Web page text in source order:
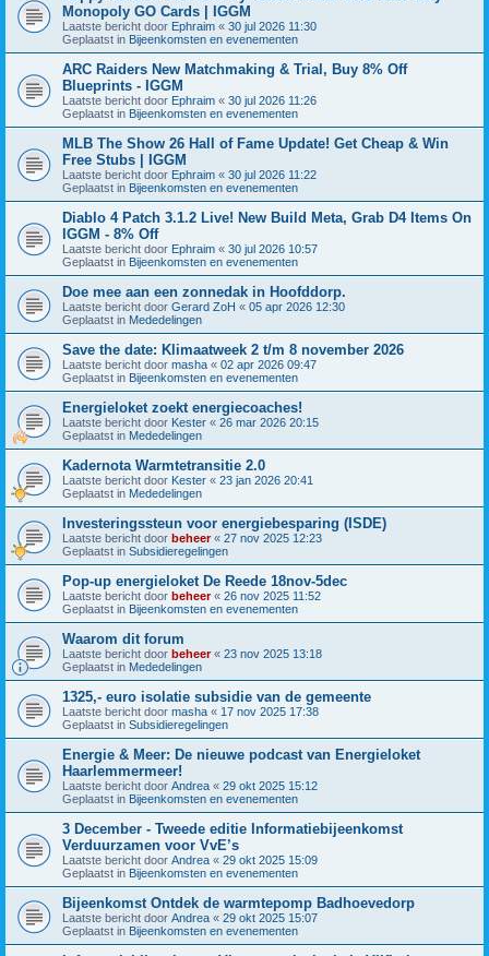
Monopoly GO Cards | IGGM
Laatste bericht door Ephraim « 30 jul 2026 11:30
Geplaatst in Bijeenkomsten en evenementen
ARC Raiders New Matchmaking & Trial, Buy 8% Off
Blueprints - IGGM
Laatste bericht door Ephraim « 30 jul 2026 11:26
Geplaatst in Bijeenkomsten en evenementen
MLB The Show 26 Hall of Fame Update! Get Cheap & Win
Free Stubs | IGGM
Laatste bericht door Ephraim « 30 jul 2026 11:22
Geplaatst in Bijeenkomsten en evenementen
Diablo 4 Patch 3.1.2 Live! New Build Meta, Grab D4 Items On
IGGM - 8% Off
Laatste bericht door Ephraim « 30 jul 2026 10:57
Geplaatst in Bijeenkomsten en evenementen
Doe mee aan een zonnedak in Hoofddorp.
Laatste bericht door Gerard ZoH « 05 apr 2026 12:30
Geplaatst in Mededelingen
Save the date: Klimaatweek 2 t/m 8 november 2026
Laatste bericht door masha « 02 apr 2026 09:47
Geplaatst in Bijeenkomsten en evenementen
Energieloket zoekt energiecoaches!
Laatste bericht door Kester « 26 mar 2026 20:15
Geplaatst in Mededelingen
Kadernota Warmtetransitie 2.0
Laatste bericht door Kester « 23 jan 2026 20:41
Geplaatst in Mededelingen
Investeringssteun voor energiebesparing (ISDE)
Laatste bericht door beheer« 27 nov 2025 12:23
Geplaatst in Subsidieregelingen
Pop-up energieloket De Reede 18nov-5dec
Laatste bericht door beheer« 26 nov 2025 11:52
Geplaatst in Bijeenkomsten en evenementen
Waarom dit forum
Laatste bericht door beheer« 23 nov 2025 13:18
Geplaatst in Mededelingen
1325,- euro isolatie subsidie van de gemeente
Laatste bericht door masha « 17 nov 2025 17:38
Geplaatst in Subsidieregelingen
Energie & Meer: De nieuwe podcast van Energieloket
Haarlemmermeer!
Laatste bericht door Andrea « 29 okt 2025 15:12
Geplaatst in Bijeenkomsten en evenementen
3 December - Tweede editie Informatiebijeenkomst
Verduurzamen voor VvE’s
Laatste bericht door Andrea « 29 okt 2025 15:09
Geplaatst in Bijeenkomsten en evenementen
Bijeenkomst Ontdek de warmtepomp Badhoevedorp
Laatste bericht door Andrea « 29 okt 2025 15:07
Geplaatst in Bijeenkomsten en evenementen